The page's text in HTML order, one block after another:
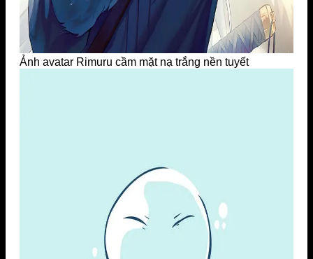
Ảnh avatar Rimuru cầm mặt nạ trắng nền tuyết